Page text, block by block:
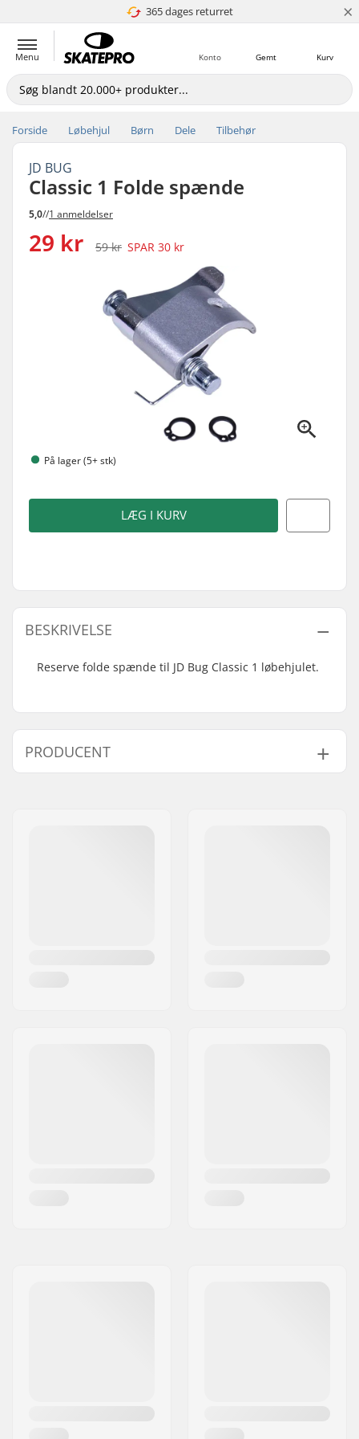
365 dages returret
4.8 ud af 5 ×
Menu Kurv
Gemt
Konto
Forside Løbehjul Børn Dele Tilbehør
JD BUG
Classic 1 Folde spænde
5,0//1 anmeldelser
29 kr 59 kr SPAR 30 kr
På lager (5+ stk)
LÆG I KURV
BESKRIVELSE
Reserve folde spænde til JD Bug Classic 1 løbehjulet.
PRODUCENT